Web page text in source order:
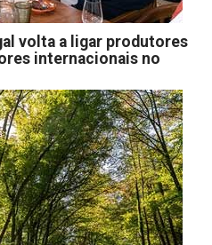
volta a ligar produtores
internacionais no